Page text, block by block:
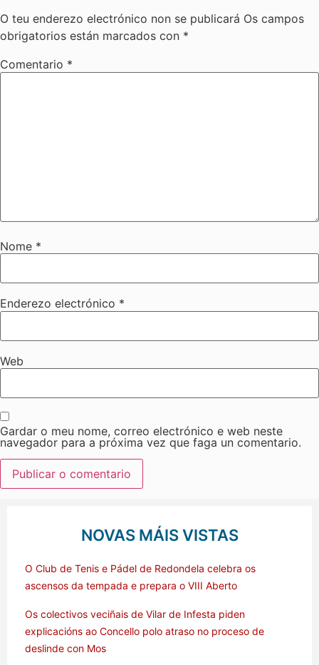
O teu enderezo electrónico non se publicará Os campos
obrigatorios están marcados con *
Comentario *
Nome *
Enderezo electrónico *
Web
Gardar o meu nome, correo electrónico e web neste
navegador para a próxima vez que faga un comentario.
NOVAS MÁIS VISTAS
O Club de Tenis e Pádel de Redondela celebra os
ascensos da tempada e prepara o VIII Aberto
Os colectivos veciñais de Vilar de Infesta piden
explicacións ao Concello polo atraso no proceso de
deslinde con Mos